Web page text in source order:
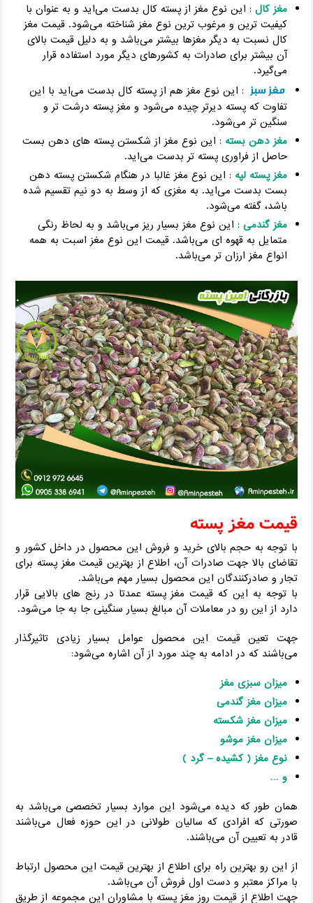
مغز کال : این نوع مغز از پسته کال بدست می‌اید و به عنوان با
کیفیت ترین و مرغوب ترین نوع مغز شناخته می‌شود. قیمت مغز
کال نسبت به دیگر مغزها بیشتر می‌باشد و به دلیل قیمت بالای
آن بیشتر برای صادرات به کشورهای دیگر مورد استفاده قرار
می‌گیرد.
مغز سبز : این نوع مغز هم از پسته کال بدست می‌اید با این
تفاوت که پسته دیرتر چیده می‌شود و مغز پسته درشت تر و
سنگین تر می‌شود.
مغز دهن بسته : این نوع مغز از شکستن پسته های دهن بست
حاصل از فراوری پسته تر بدست می‌اید.
مغز پسته لپه : این نوع مغز غالبا در هنگام شکستن پسته دهن
بست بدست می‌اید. به مغزی که از وسط به دو نیم تقسیم شده
باشد، گفته می‌شود.
مغز گندمی : این نوع مغز بسیار ریز می‌باشد و به لحاظ رنگی
متمایل به قهوه ای می‌باشد. قیمت این نوع مغز اسبت به همه
انواع مغز ارزان تر می‌باشد.
قیمت مغز پسته
با توجه به حجم بالای خرید و فروش این محصول در داخل کشور و
تقاضای بالا جهت صادرات آن، اطلاع از بهترین قیمت مغز پسته برای
تجار و صادرکنندگان این محصول بسیار مهم می‌باشد.
با توجه به این که قیمت مغز پسته عمدتا در رنج های بالایی قرار
دارد از این رو در معاملات آن مبالغ بسیار سنگینی جا به جا می‌شود.
جهت تعین قیمت این محصول عوامل بسیار زیادی تاثیرگذار
می‌باشند که در ادامه به چند مورد از آن اشاره می‌شود:
میزان سبزی مغز
میزان مغز گندمی
میزان مغز شکسته
میزان مغز موشو
نوع مغز ( کشیده – گرد )
و …
همان طور که دیده می‌شود این موارد بسیار تخصصی می‌باشد به
صورتی که افرادی که سالیان طولانی در این حوزه فعال می‌باشند
قادر به تعیین آن می‌باشند.
از این رو بهترین راه برای اطلاع از بهترین قیمت این محصول ارتباط
با مراکز معتبر و دست اول فروش آن می‌باشد.
جهت اطلاع از قیمت روز مغز پسته با مشاوران این مجموعه از طریق